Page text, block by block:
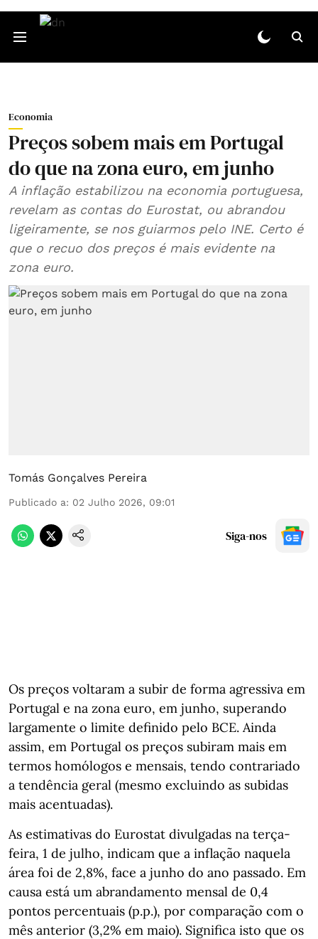
Economia
Preços sobem mais em Portugal
do que na zona euro, em junho
A inflação estabilizou na economia portuguesa,
revelam as contas do Eurostat, ou abrandou
ligeiramente, se nos guiarmos pelo INE. Certo é
que o recuo dos preços é mais evidente na
zona euro.
Tomás Gonçalves Pereira
Publicado a: 02 Julho 2026, 09:01
Siga-nos
Os preços voltaram a subir de forma agressiva em
Portugal e na zona euro, em junho, superando
largamente o limite definido pelo BCE. Ainda
assim, em Portugal os preços subiram mais em
termos homólogos e mensais, tendo contrariado
a tendência geral (mesmo excluindo as subidas
mais acentuadas).
As estimativas do Eurostat divulgadas na terça-
feira, 1 de julho, indicam que a inflação naquela
área foi de 2,8%, face a junho do ano passado. Em
causa está um abrandamento mensal de 0,4
pontos percentuais (p.p.), por comparação com o
mês anterior (3,2% em maio). Significa isto que os